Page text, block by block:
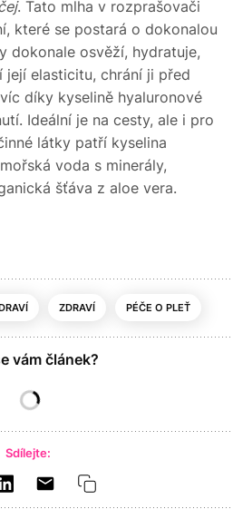
. Tato mlha v rozprašovači
které se postará o dokonalou
dokonale osvěží, hydratuje,
elasticitu, chrání ji před
díky kyselině hyaluronové
Ideální je na cesty, ale i pro
látky patří kyselina
voda s minerály,
šťáva z aloe vera.
ZDRAVÍ PÉČE O PLEŤ
vám článek?
Sdílejte: